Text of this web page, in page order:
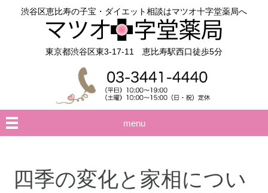
渋谷区恵比寿の子宝・ダイエット相談はマツオ十字堂薬局へ
東京都渋谷区東3-17-11 恵比寿駅西口徒歩5分
menu
四季の変化と家相につい